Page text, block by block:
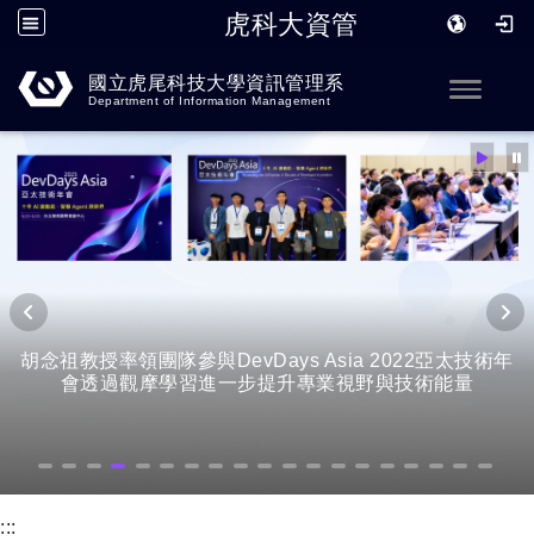
虎科大資管
跳到主要內容
國立虎尾科技大學資訊管理系
Department of Information Management
胡念祖教授率領團隊參與DevDays Asia 2022亞太技術年
會透過觀摩學習進一步提升專業視野與技術能量
:::